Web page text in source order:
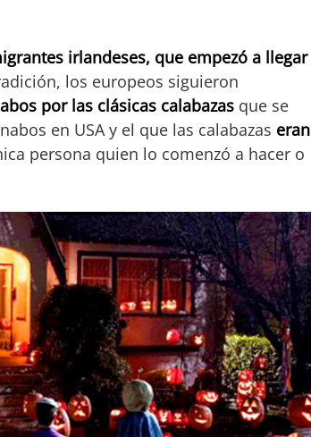
irlandeses, que empezó a llegar
los europeos siguieron
por las clásicas calabazas que se
en USA y el que las calabazas eran
persona quien lo comenzó a hacer o